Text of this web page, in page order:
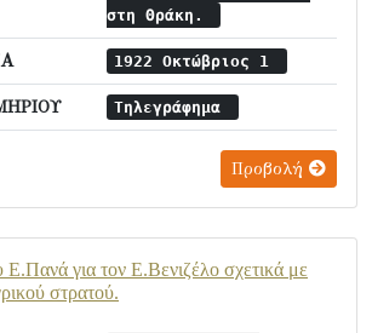
στη Θράκη.
1922 Οκτώβριος 1
Τηλεγράφημα
Προβολή
για τον Ε.Βενιζέλο σχετικά με
στρατού.